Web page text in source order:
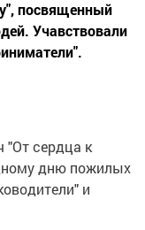
посвященный
Учавствовали
"От сердца к
дню пожилых
и